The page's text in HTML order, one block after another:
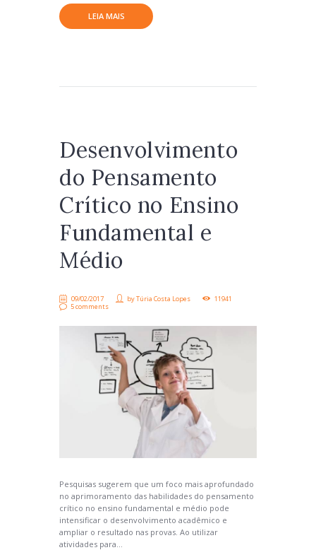
LEIA MAIS
Desenvolvimento
do Pensamento
Crítico no Ensino
Fundamental e
Médio
09/02/2017 byTúria Costa Lopes
11941
5 comments
Pesquisas sugerem que um foco mais aprofundado
no aprimoramento das habilidades do pensamento
crítico no ensino fundamental e médio pode
intensificar o desenvolvimento acadêmico e
ampliar o resultado nas provas. Ao utilizar
atividades para...